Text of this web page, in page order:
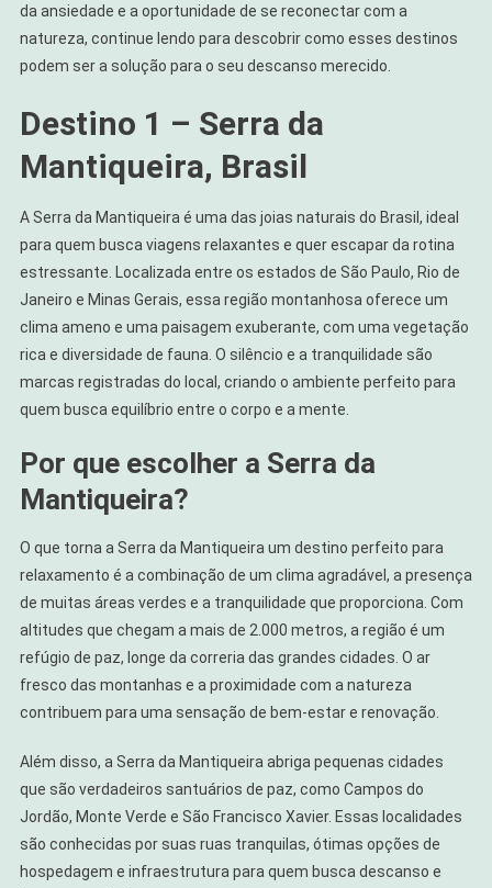
da ansiedade e a oportunidade de se reconectar com a
natureza, continue lendo para descobrir como esses destinos
podem ser a solução para o seu descanso merecido.
Destino 1 – Serra da
Mantiqueira, Brasil
A Serra da Mantiqueira é uma das joias naturais do Brasil, ideal
para quem busca viagens relaxantes e quer escapar da rotina
estressante. Localizada entre os estados de São Paulo, Rio de
Janeiro e Minas Gerais, essa região montanhosa oferece um
clima ameno e uma paisagem exuberante, com uma vegetação
rica e diversidade de fauna. O silêncio e a tranquilidade são
marcas registradas do local, criando o ambiente perfeito para
quem busca equilíbrio entre o corpo e a mente.
Por que escolher a Serra da
Mantiqueira?
O que torna a Serra da Mantiqueira um destino perfeito para
relaxamento é a combinação de um clima agradável, a presença
de muitas áreas verdes e a tranquilidade que proporciona. Com
altitudes que chegam a mais de 2.000 metros, a região é um
refúgio de paz, longe da correria das grandes cidades. O ar
fresco das montanhas e a proximidade com a natureza
contribuem para uma sensação de bem-estar e renovação.
Além disso, a Serra da Mantiqueira abriga pequenas cidades
que são verdadeiros santuários de paz, como Campos do
Jordão, Monte Verde e São Francisco Xavier. Essas localidades
são conhecidas por suas ruas tranquilas, ótimas opções de
hospedagem e infraestrutura para quem busca descanso e